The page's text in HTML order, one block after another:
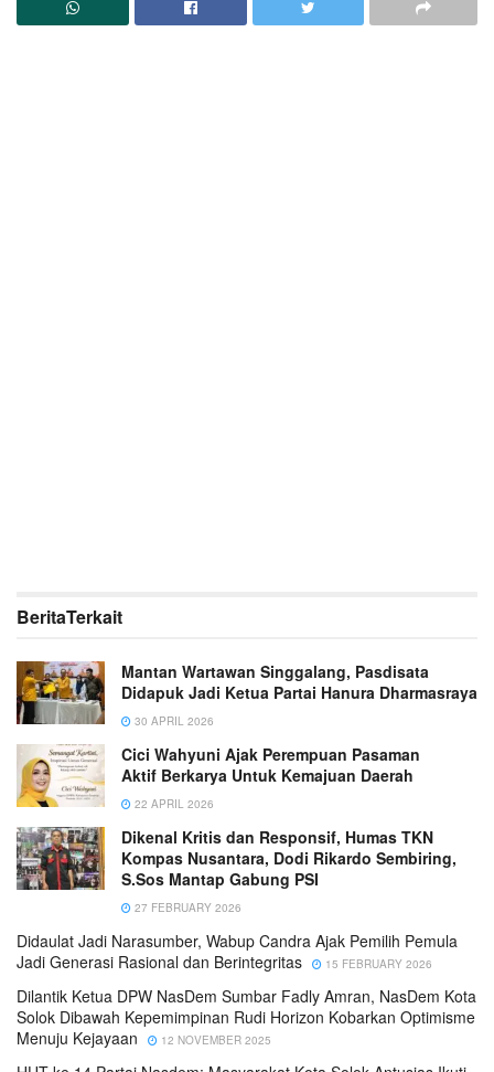
BeritaTerkait
Mantan Wartawan Singgalang, Pasdisata
Didapuk Jadi Ketua Partai Hanura Dharmasraya
30 APRIL 2026
Cici Wahyuni Ajak Perempuan Pasaman
Aktif Berkarya Untuk Kemajuan Daerah
22 APRIL 2026
Dikenal Kritis dan Responsif, Humas TKN
Kompas Nusantara, Dodi Rikardo Sembiring,
S.Sos Mantap Gabung PSI
27 FEBRUARY 2026
Didaulat Jadi Narasumber, Wabup Candra Ajak Pemilih Pemula
Jadi Generasi Rasional dan Berintegritas
15 FEBRUARY 2026
Dilantik Ketua DPW NasDem Sumbar Fadly Amran, NasDem Kota
Solok Dibawah Kepemimpinan Rudi Horizon Kobarkan Optimisme
Menuju Kejayaan
12 NOVEMBER 2025